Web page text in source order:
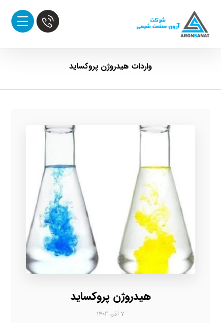
واردات هیدروژن پروکساید
هیدروژن پروکساید
۷ آذر، ۱۴۰۲